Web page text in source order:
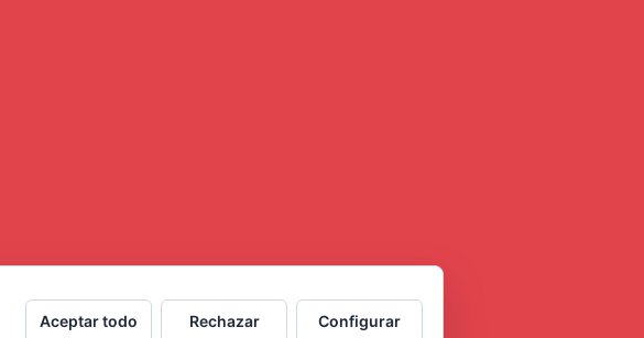
Aceptar todo Rechazar Configurar